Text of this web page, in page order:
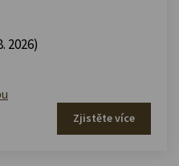
2026)
Zjistěte více